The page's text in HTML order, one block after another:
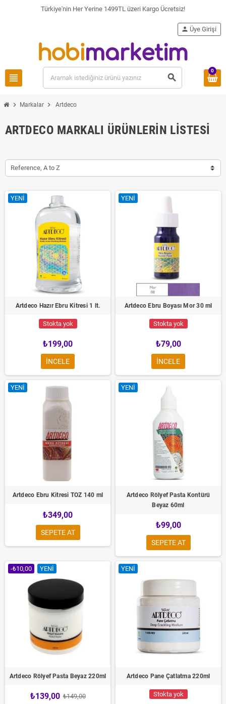
Türkiye'nin Her Yerine 1499TL üzeri Kargo Ücretsiz!
view_headline search
person Üye Girişi
0
chevron_right Markalar chevron_right Artdeco
ARTDECO MARKALI ÜRÜNLERIN LISTESI
Reference, A to Z
YENI
Artdeco Hazır Ebru Kitresi 1 lt.
Stokta yok
₺199,00
INCELE
YENI
Artdeco Ebru Boyası Mor 30 ml
Stokta yok
₺79,00
INCELE
YENI
Artdeco Ebru Kitresi TOZ 140 ml
₺349,00
SEPETE AT
YENI
Artdeco Rölyef Pasta Kontürü
Beyaz 60ml
₺99,00
SEPETE AT
-₺10,00 YENI
Artdeco Rölyef Pasta Beyaz 220ml
₺139,00 ₺149,00
YENI
Artdeco Pane Çatlatma 220ml
Stokta yok